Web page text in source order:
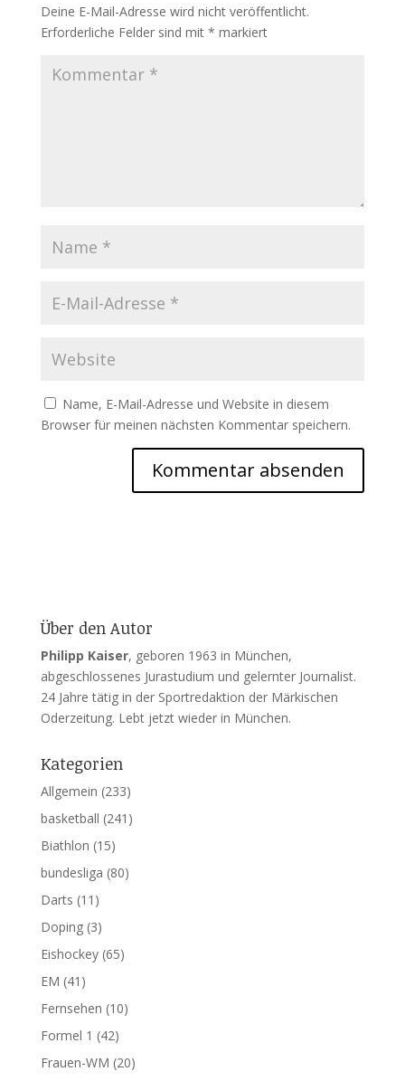
Deine E-Mail-Adresse wird nicht veröffentlicht.
Erforderliche Felder sind mit * markiert
Name, E-Mail-Adresse und Website in diesem
Browser für meinen nächsten Kommentar speichern.
Über den Autor
Philipp Kaiser, geboren 1963 in München,
abgeschlossenes Jurastudium und gelernter Journalist.
24 Jahre tätig in der Sportredaktion der Märkischen
Oderzeitung. Lebt jetzt wieder in München.
Kategorien
Allgemein (233)
basketball (241)
Biathlon (15)
bundesliga (80)
Darts (11)
Doping(3)
Eishockey(65)
EM (41)
Fernsehen (10)
Formel 1 (42)
Frauen-WM (20)